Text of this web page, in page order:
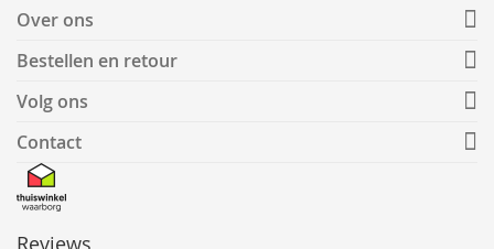
Over ons
Bestellen en retour
Volg ons
Contact